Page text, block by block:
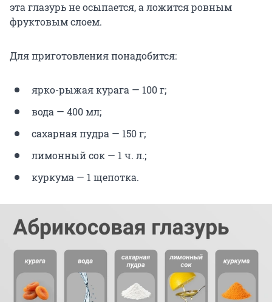
эта глазурь не осыпается, а ложится ровным
фруктовым слоем.
Для приготовления понадобится:
ярко-рыжая курага — 100 г;
вода — 400 мл;
сахарная пудра — 150 г;
лимонный сок — 1 ч. л.;
куркума — 1 щепотка.